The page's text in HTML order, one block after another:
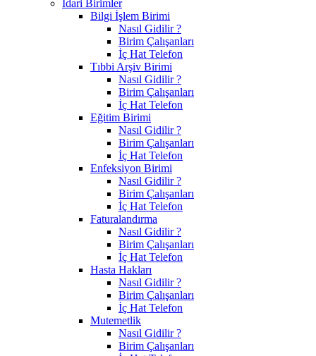
İdari Birimler
Bilgi İşlem Birimi
Nasıl Gidilir ?
Birim Çalışanları
İç Hat Telefon
Tıbbi Arşiv Birimi
Nasıl Gidilir ?
Birim Çalışanları
İç Hat Telefon
Eğitim Birimi
Nasıl Gidilir ?
Birim Çalışanları
İç Hat Telefon
Enfeksiyon Birimi
Nasıl Gidilir ?
Birim Çalışanları
İç Hat Telefon
Faturalandırma
Nasıl Gidilir ?
Birim Çalışanları
İç Hat Telefon
Hasta Hakları
Nasıl Gidilir ?
Birim Çalışanları
İç Hat Telefon
Mutemetlik
Nasıl Gidilir ?
Birim Çalışanları